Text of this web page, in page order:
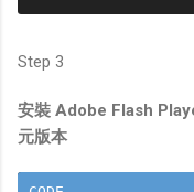
Step 3
安裝 Adobe Flash
元版本